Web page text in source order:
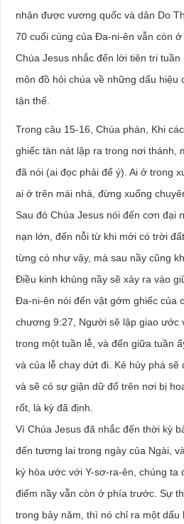
nhận được vương quốc và dân Do
70 cuối cùng của Đa-ni-ên vẫn còn ở
Chúa Jesus nhắc đến lời tiên tri
môn đồ hỏi chúa về những dấu hiệu
tận thế.
Trong câu 15-16, Chúa phán, Khi
ghiếc tàn nát lập ra trong nơi thánh,
đã nói (ai đọc phải để ý). Ai ở trong
ai ở trên mái nhà, đừng xuống
Sau đó Chúa Jesus nói đến cơn đại
nạn lớn, đến nỗi từ khi mới có trời
từng có như vậy, mà sau nầy cũng
Điều kinh khủng nầy sẽ xảy ra vào
Đa-ni-ên nói đến vật gớm ghiếc của
chương 9:27, Người sẽ lập giao ước
trong một tuần lễ, và đến giữa tuần
và của lễ chay dứt đi. Kẻ hủy phá sẽ
và sẽ có sự giận dữ đổ trên nơi bị
rốt, là kỳ đã định.
Vì Chúa Jesus đã nhắc đến thời kỳ
đến tương lai trong ngày của Ngài,
ký hòa ước với Y-sơ-ra-ên, chúng ta
điểm nầy vẫn còn ở phía trước. Sự
trong bảy năm, thì nó chỉ ra một